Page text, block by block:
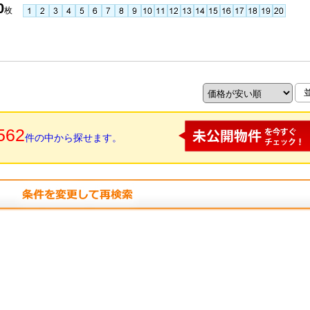
枚
件の中から探せます。